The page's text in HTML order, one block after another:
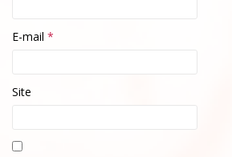
E-mail *
Site